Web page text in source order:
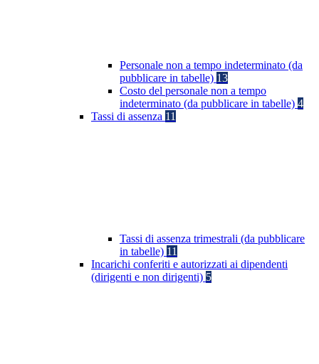
Personale non a tempo indeterminato (da
pubblicare in tabelle) 13
Costo del personale non a tempo
indeterminato (da pubblicare in tabelle) 4
Tassi di assenza 11
Tassi di assenza trimestrali (da pubblicare
in tabelle) 11
Incarichi conferiti e autorizzati ai dipendenti
(dirigenti e non dirigenti) 5